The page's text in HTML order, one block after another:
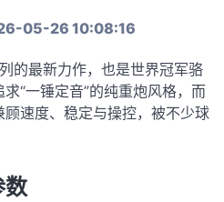
05-26 10:08:16
的最新力作，也是世界冠军骆
“一锤定音”的纯重炮风格，而
顾速度、稳定与操控，被不少球
数